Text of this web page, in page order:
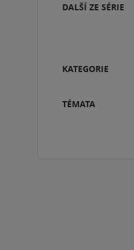
DALŠÍ ZE SÉRIE
KATEGORIE
TÉMATA